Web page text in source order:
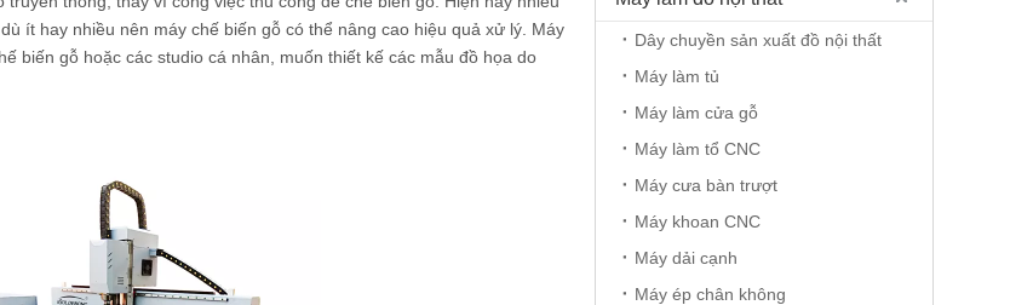
ít hay nhiều nên máy chế biến gỗ có thể nâng cao hiệu quả xử lý. Máy
biến gỗ hoặc các studio cá nhân, muốn thiết kế các mẫu đồ họa do
Dây chuyền sản xuất đồ nội thất
Máy làm tủ
Máy làm cửa gỗ
Máy làm tổ CNC
Máy cưa bàn trượt
Máy khoan CNC
Máy dải cạnh
Máy ép chân không